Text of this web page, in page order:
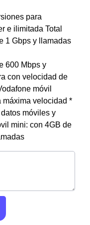
para
e ilimitada Total
1 Gbps y llamadas
600 Mbps y
con velocidad de
móvil
máxima velocidad *
móviles y
mini: con 4GB de